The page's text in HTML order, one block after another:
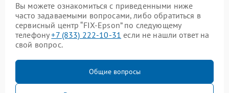
Вы можете ознакомиться с приведенными ниже
часто задаваемыми вопросами, либо обратиться в
сервисный центр “FIX-Epson” по следующему
телефону+7 (833) 222-10-31 если не нашли ответ на
свой вопрос.
Общие вопросы